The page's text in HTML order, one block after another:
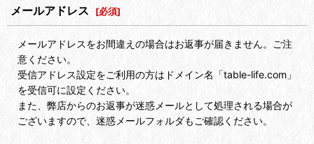
メールアドレス [必須]
メールアドレスをお間違えの場合はお返事が届きません。ご注
意ください。
受信アドレス設定をご利用の方はドメイン名「table-life.com」
を受信可に設定ください。
また、弊店からのお返事が迷惑メールとして処理される場合が
ございますので、迷惑メールフォルダもご確認ください。